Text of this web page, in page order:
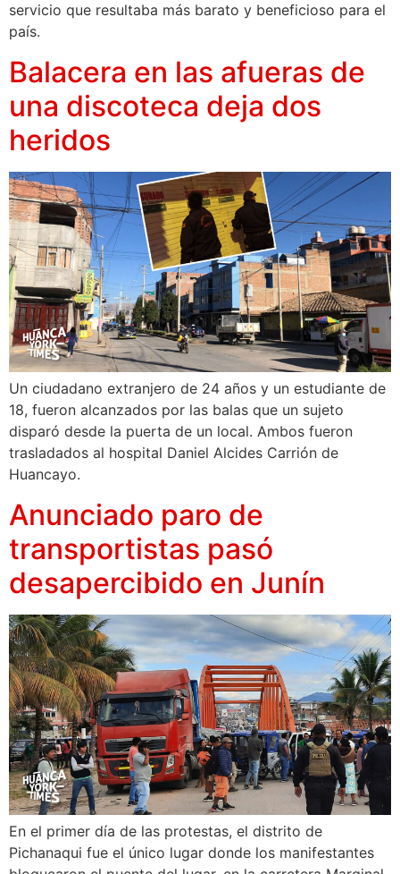
servicio que resultaba más barato y beneficioso para el
país.
Balacera en las afueras de
una discoteca deja dos
heridos
Un ciudadano extranjero de 24 años y un estudiante de
18, fueron alcanzados por las balas que un sujeto
disparó desde la puerta de un local. Ambos fueron
trasladados al hospital Daniel Alcides Carrión de
Huancayo.
Anunciado paro de
transportistas pasó
desapercibido en Junín
En el primer día de las protestas, el distrito de
Pichanaqui fue el único lugar donde los manifestantes